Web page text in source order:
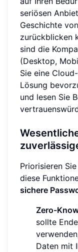
seriösen
Geschichte
zurückblicken
sind die
(Desktop,
Sie eine
Lösung
und lesen Sie
Priorisieren
diese
sichere
Zero-
sollte
Daten mit